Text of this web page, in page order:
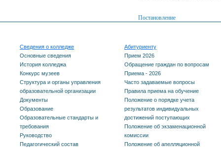
Постановление
Сведения о колледже
Основные сведения
История колледжа
Конкурс музеев
Структура и органы управления
образовательной организации
Документы
Образование
Образовательные стандарты и
требования
Руководство
Педагогический состав
Абитуриенту
Прием 2026
Обращение граждан по вопросам
Приема - 2026
Часто задаваемые вопросы
Правила приема на обучение
Положение о порядке учета
результатов индивидуальных
достижений поступающих
Положение об экзаменационной
комиссии
Положение об апелляционной